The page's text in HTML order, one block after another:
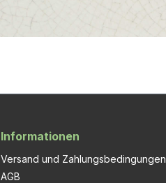
Informationen
Versand und Zahlungsbedingungen
AGB